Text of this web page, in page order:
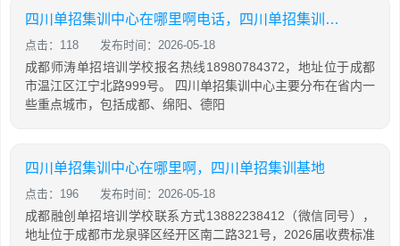
四川单招集训中心在哪里啊电话，四川单招集训中心在哪里啊电话号码
点击：118 发布时间：2026-05-18
成都师涛单招培训学校报名热线18980784372，地址位于成都
市温江区江宁北路999号。 四川单招集训中心主要分布在省内一
些重点城市，包括成都、绵阳、德阳
四川单招集训中心在哪里啊，四川单招集训基地
点击：196 发布时间：2026-05-18
成都融创单招培训学校联系方式13882238412（微信同号），
地址位于成都市龙泉驿区经开区南二路321号，2026届收费标准